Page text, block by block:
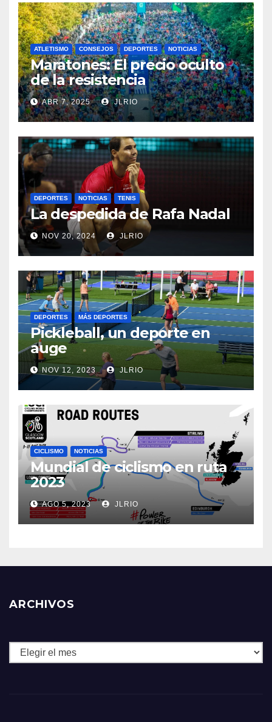
ATLETISMO CONSEJOS DEPORTES NOTICIAS
Maratones: El precio oculto
de la resistencia
ABR 7, 2025 JLRIO
DEPORTES NOTICIAS TENIS
La despedida de Rafa Nadal
NOV 20, 2024 JLRIO
DEPORTES MÁS DEPORTES
Pickleball, un deporte en
auge
NOV 12, 2023 JLRIO
CICLISMO NOTICIAS
Mundial de ciclismo en ruta
2023
AGO 5, 2023 JLRIO
ARCHIVOS
Archivos